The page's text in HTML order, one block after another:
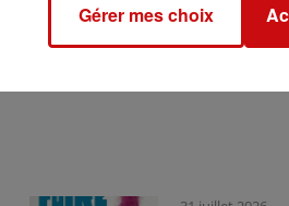
Gérer mes choix